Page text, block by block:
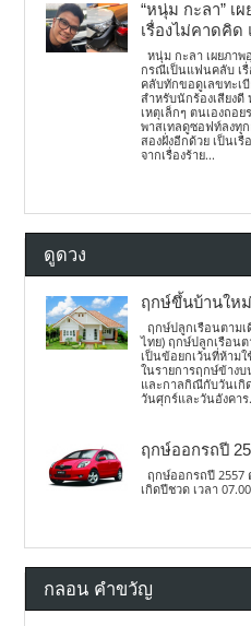
“หนุ่ม กะลา” เ
เรื่องไม่คาดคิ
หนุ่ม กะลา เผยภา
กรณีเป็นแฟนคลับ เ
คลับทักขอดูเลขทะเ
สำหรับนักร้องเสียง
เหตุเล็กๆ ตนเองถอ
พาสเทลดูซอฟท์ลงทุ
สองฝั่งอีกด้วย เป็นเรื่
จากเรื่องร้าย...
ดูดวง
ฤกษ์ขึ้นบ้านให
ฤกษ์ปลูกเรือนตาม
ไทย) ฤกษ์ปลูกเรือน
เป็นข้อยกเว้นที่ห้าม
ในรายการฤกษ์ข้าง
และกาลกิณีกับวันเกิ
วันศุกร์และวันอังคาร
ฤกษ์ออกรถปี
ฤกษ์ออกรถปี
เกิดปีชวด เวลา
กลอน คำขวัญ